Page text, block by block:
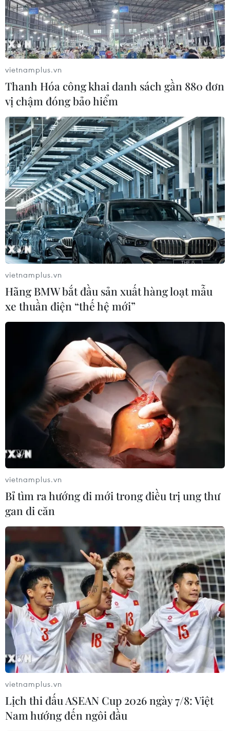
Nhóm nghị sỹ Hữu nghị Pháp-Việt Nam
cam kết ủng hộ Việt Nam
21/07/2021 00:15
Bà Deroche đã bày tỏ quan tâm và chia sẻ tình hình của
Việt Nam trong ứng phó với đại dịch COVID-19, cũng
như những thách thức mà Việt Nam hiện nỗ lực tập
trung để vượt qua.
Liên đoàn Y tế Pháp-Việt đóng góp tích
cực cho quan hệ giữa hai nước
07/08/2021 00:06
Nhờ sự vận động của Liên đoàn Y tế Pháp-Việt, nhiều
bệnh viện của Việt Nam đã được hỗ trợ máy móc và
thiết bị y tế; nhiều bác sỹ Việt Nam được đào tạo
chuyên môn ở cả Pháp và Việt Nam.
Bạn bè quốc tế tại Pháp chúc mừng Việt
Nam nhân dịp Quốc khánh 2/9
31/08/2021 07:27
Chiều 30/8 tại Pháp, Đại sứ Lào Yong Chanthalangsy
vietnamplus.vn
Thanh Hóa công khai danh sách gần 880 đơn
vị chậm đóng bảo hiểm
vietnamplus.vn
Hãng BMW bắt đầu sản xuất hàng loạt mẫu
xe thuần điện “thế hệ mới”
vietnamplus.vn
Bỉ tìm ra hướng đi mới trong điều trị ung thư
gan di căn
vietnamplus.vn
Lịch thi đấu ASEAN Cup 2026 ngày 7/8: Việt
Nam hướng đến ngôi đầu